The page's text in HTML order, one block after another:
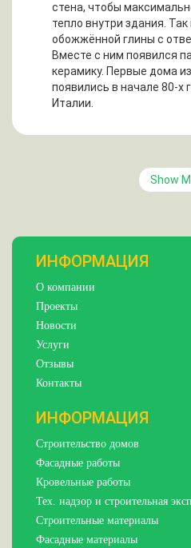
стена, чтобы
тепло внутри здания.
обожжённой глины с
Вместе с ним появился
керамику. Первые дома
появились в начале 80-х
Италии.
Show
ИНФОРМАЦИЯ
О компании
Проекты
Новости
Услуги
Отзывы
Контакты
ИНФОРМАЦИЯ
Строительство домов
Фасадные работы
Кровельные работы
Тех. надзор и строительная
Строительные материалы
Фасадные материалы